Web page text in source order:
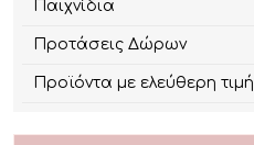
Παιχνίδια
Προτάσεις Δώρων
Προϊόντα με ελεύθερη τιμή